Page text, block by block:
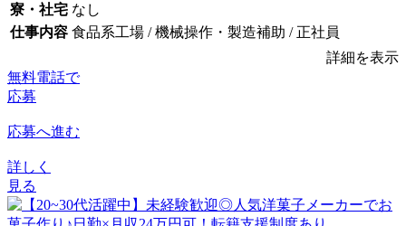
寮・社宅 なし
仕事内容 食品系工場 / 機械操作・製造補助 / 正社員
詳細を表示
無料電話で
応募
応募へ進む
詳しく
見る